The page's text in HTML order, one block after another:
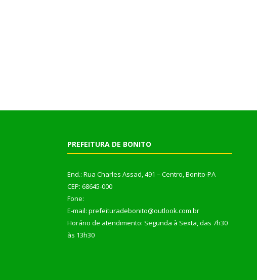
PREFEITURA DE BONITO
End.: Rua Charles Assad, 491 – Centro, Bonito-PA
CEP: 68645-000
Fone:
E-mail: prefeituradebonito@outlook.com.br
Horário de atendimento: Segunda à Sexta, das 7h30
às 13h30